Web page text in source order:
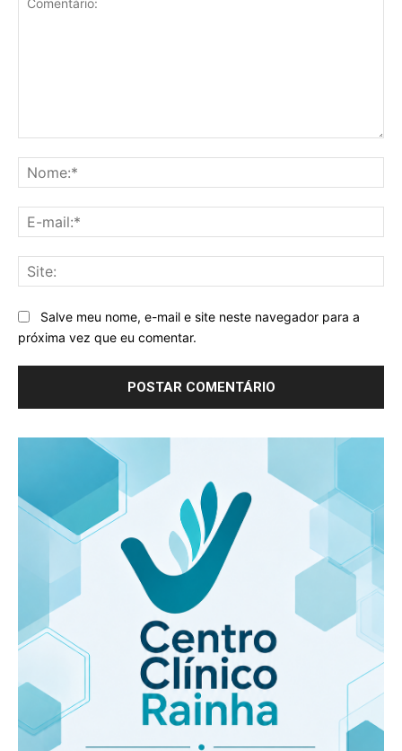
Salve meu nome, e-mail e site neste navegador para a
próxima vez que eu comentar.